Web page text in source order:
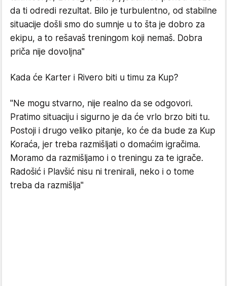
da ti odredi rezultat. Bilo je turbulentno, od stabilne
situacije došli smo do sumnje u to šta je dobro za
ekipu, a to rešavaš treningom koji nemaš. Dobra
priča nije dovoljna"
Kada će Karter i Rivero biti u timu za Kup?
"Ne mogu stvarno, nije realno da se odgovori.
Pratimo situaciju i sigurno je da će vrlo brzo biti tu.
Postoji i drugo veliko pitanje, ko će da bude za Kup
Koraća, jer treba razmišljati o domaćim igračima.
Moramo da razmišljamo i o treningu za te igrače.
Radošić i Plavšić nisu ni trenirali, neko i o tome
treba da razmišlja"